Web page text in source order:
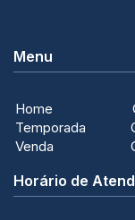
Menu
Home
Temporada
Venda
Horário de